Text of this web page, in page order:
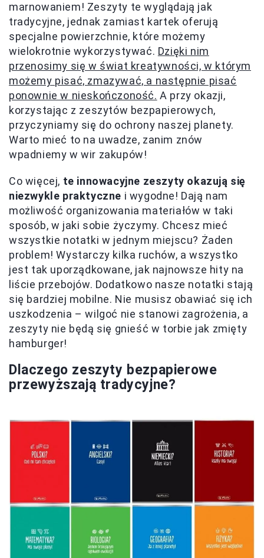
marnowaniem! Zeszyty te wyglądają jak
tradycyjne, jednak zamiast kartek oferują
specjalne powierzchnie, które możemy
wielokrotnie wykorzystywać. Dzięki nim
przenosimy się w świat kreatywności, w którym
możemy pisać, zmazywać, a następnie pisać
ponownie w nieskończoność. A przy okazji,
korzystając z zeszytów bezpapierowych,
przyczyniamy się do ochrony naszej planety.
Warto mieć to na uwadze, zanim znów
wpadniemy w wir zakupów!
Co więcej, te innowacyjne zeszyty okazują się
niezwykle praktyczne i wygodne! Dają nam
możliwość organizowania materiałów w taki
sposób, w jaki sobie życzymy. Chcesz mieć
wszystkie notatki w jednym miejscu? Żaden
problem! Wystarczy kilka ruchów, a wszystko
jest tak uporządkowane, jak najnowsze hity na
liście przebojów. Dodatkowo nasze notatki stają
się bardziej mobilne. Nie musisz obawiać się ich
uszkodzenia – wilgoć nie stanowi zagrożenia, a
zeszyty nie będą się gnieść w torbie jak zmięty
hamburger!
Dlaczego zeszyty bezpapierowe
przewyższają tradycyjne?